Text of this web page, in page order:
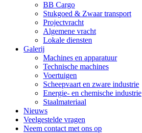
BB Cargo
Stukgoed & Zwaar transport
Projectvracht
Algemene vracht
Lokale diensten
Galerij
Machines en apparatuur
Technische machines
Voertuigen
Scheepvaart en zware industrie
Energie- en chemische industrie
Staalmateriaal
Nieuws
Veelgestelde vragen
Neem contact met ons op